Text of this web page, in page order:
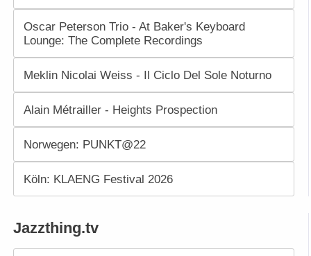
Oscar Peterson Trio - At Baker's Keyboard
Lounge: The Complete Recordings
Meklin Nicolai Weiss - Il Ciclo Del Sole Noturno
Alain Métrailler - Heights Prospection
Norwegen: PUNKT@22
Köln: KLAENG Festival 2026
Jazzthing.tv